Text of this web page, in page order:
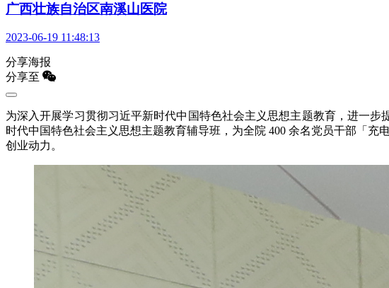
广西壮族自治区南溪山医院
2023-06-19 11:48:13
分享海报
分享至
为深入开展学习贯彻习近平新时代中国特色社会主义思想主题教育，进一步
时代中国特色社会主义思想主题教育辅导班，为全院 400 余名党员干部「
创业动力。